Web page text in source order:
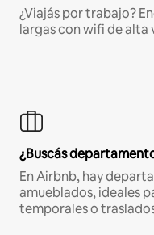
¿Viajás por trabajo?
largas con wifi de alta
¿Buscás
En Airbnb, hay
amueblados, ideales
temporales o